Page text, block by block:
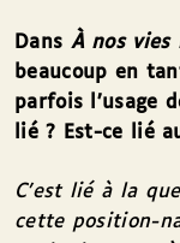
Dans Ànos vies
beaucoup en
parfois l’usage
lié ? Est-ce lié
C’est lié à la
cette position-